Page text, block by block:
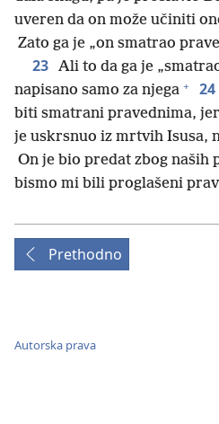
uveren da on može učiniti
Zato ga je „on smatrao
23 Ali to da ga je
napisano samo za njega + 24
biti smatrani pravednima,
je uskrsnuo iz mrtvih Isusa,
On je bio predat zbog naših
bismo mi bili proglašeni
Prethodno
Autorska prava